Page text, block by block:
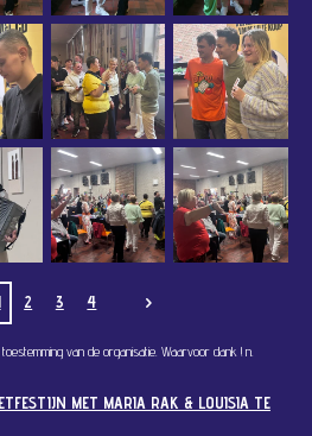
2 3 4
van de organisatie. Waarvoor dank ! n.
MET MARIA RAK & LOUISIA TE